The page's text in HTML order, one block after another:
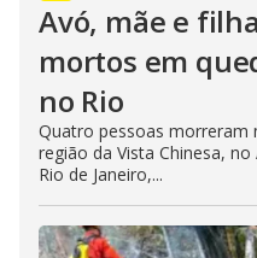
Avó, mãe e
mortos em
no Rio
Quatro pessoas morreram
região da Vista Chinesa,
Rio de Janeiro,...